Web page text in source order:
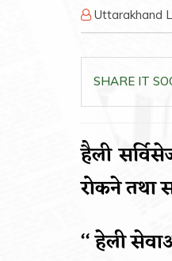
Uttarakhand
SHARE IT
हैली
रोकने तथा
‘‘ हेली